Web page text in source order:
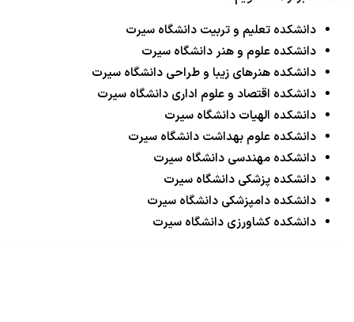
دانشکده تعلیم و تربیت دانشگاه سیرت
دانشکده علوم و هنر دانشگاه سیرت
دانشکده هنرهای زیبا و طراحی دانشگاه سیرت
دانشکده اقتصاد و علوم اداری دانشگاه سیرت
دانشکده الهیات دانشگاه سیرت
دانشکده علوم بهداشت دانشگاه سیرت
دانشکده مهندسی دانشگاه سیرت
دانشکده پزشکی دانشگاه سیرت
دانشکده دامپزشکی دانشگاه سیرت
دانشکده کشاورزی دانشگاه سیرت